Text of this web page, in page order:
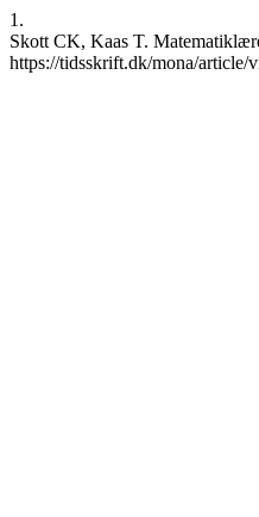
1.
Skott CK, Kaas T.
https://tidsskrift.dk/mona/article/